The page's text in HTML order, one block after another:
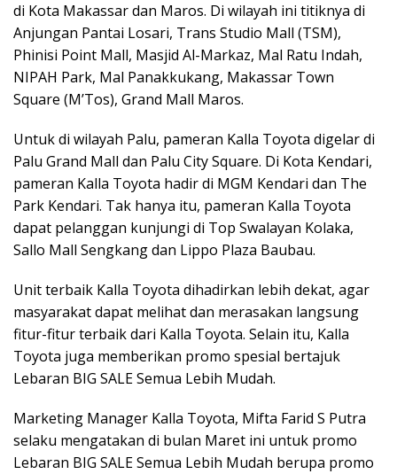
di Kota Makassar dan Maros. Di wilayah ini titiknya di
Anjungan Pantai Losari, Trans Studio Mall (TSM),
Phinisi Point Mall, Masjid Al-Markaz, Mal Ratu Indah,
NIPAH Park, Mal Panakkukang, Makassar Town
Square (M’Tos), Grand Mall Maros.
Untuk di wilayah Palu, pameran Kalla Toyota digelar di
Palu Grand Mall dan Palu City Square. Di Kota Kendari,
pameran Kalla Toyota hadir di MGM Kendari dan The
Park Kendari. Tak hanya itu, pameran Kalla Toyota
dapat pelanggan kunjungi di Top Swalayan Kolaka,
Sallo Mall Sengkang dan Lippo Plaza Baubau.
Unit terbaik Kalla Toyota dihadirkan lebih dekat, agar
masyarakat dapat melihat dan merasakan langsung
fitur-fitur terbaik dari Kalla Toyota. Selain itu, Kalla
Toyota juga memberikan promo spesial bertajuk
Lebaran BIG SALE Semua Lebih Mudah.
Marketing Manager Kalla Toyota, Mifta Farid S Putra
selaku mengatakan di bulan Maret ini untuk promo
Lebaran BIG SALE Semua Lebih Mudah berupa promo